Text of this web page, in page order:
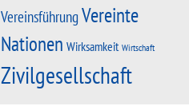
VereinsführungVereinte
Nationen Wirksamkeit Wirtschaft
Zivilgesellschaft